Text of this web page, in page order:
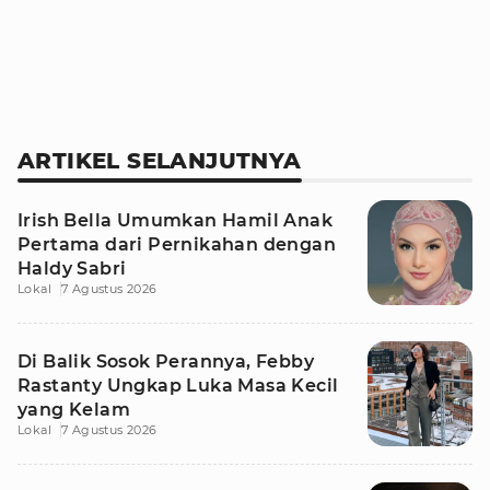
ARTIKEL SELANJUTNYA
Irish Bella Umumkan Hamil Anak
Pertama dari Pernikahan dengan
Haldy Sabri
Lokal 7 Agustus 2026
Di Balik Sosok Perannya, Febby
Rastanty Ungkap Luka Masa Kecil
yang Kelam
Lokal 7 Agustus 2026